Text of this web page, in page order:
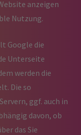
anzeigen
Nutzung.
Google die
Unterseite
werden die
Die so
ggf. auch in
davon, ob
das Sie